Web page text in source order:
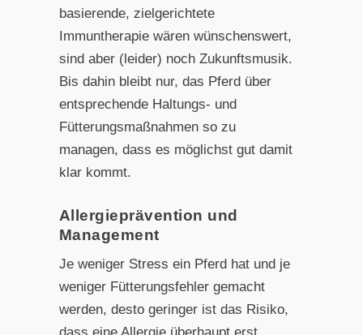
basierende, zielgerichtete
Immuntherapie wären wünschenswert,
sind aber (leider) noch Zukunftsmusik.
Bis dahin bleibt nur, das Pferd über
entsprechende Haltungs- und
Fütterungsmaßnahmen so zu
managen, dass es möglichst gut damit
klar kommt.
Allergieprävention und
Management
Je weniger Stress ein Pferd hat und je
weniger Fütterungsfehler gemacht
werden, desto geringer ist das Risiko,